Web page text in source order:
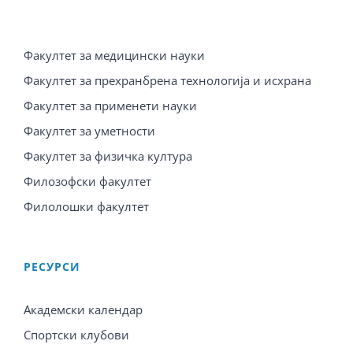
Факултет за медицински науки
Факултет за прехранбрена технологија и исхрана
Факултет за применети науки
Факултет за уметности
Факултет за физичка култура
Филозофски факултет
Филолошки факултет
PЕСУРСИ
Академски календар
Спортски клубови